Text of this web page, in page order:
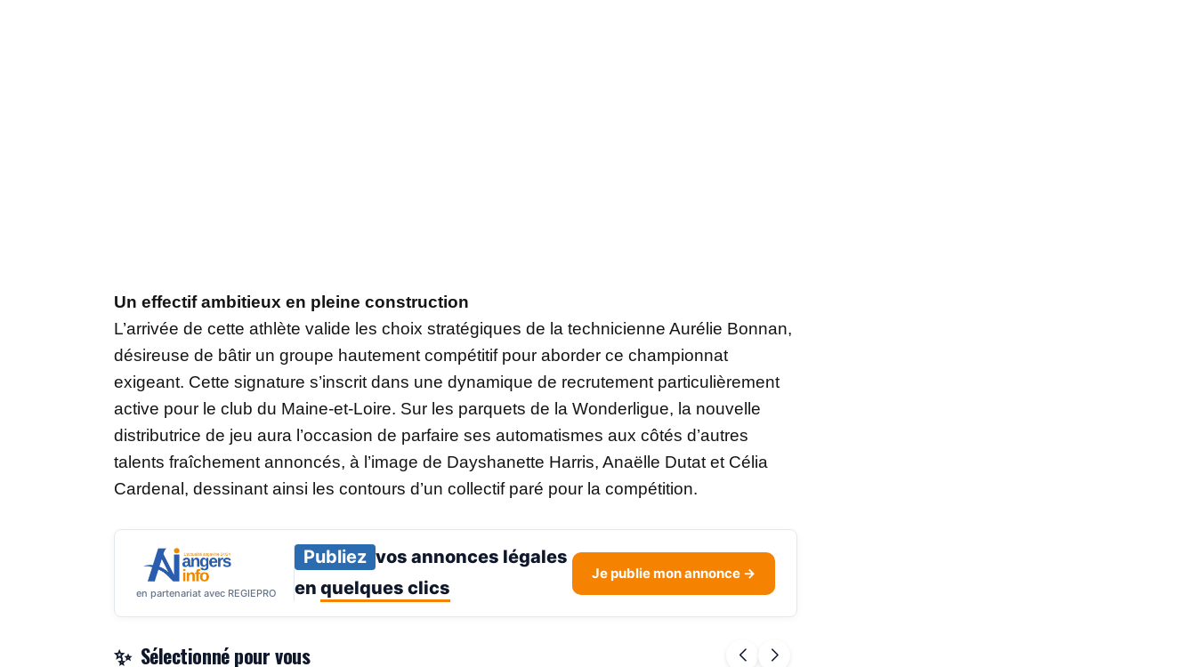
Un effectif ambitieux en pleine construction
L’arrivée de cette athlète valide les choix stratégiques de la technicienne Aurélie Bonnan,
désireuse de bâtir un groupe hautement compétitif pour aborder ce championnat
exigeant. Cette signature s’inscrit dans une dynamique de recrutement particulièrement
active pour le club du Maine-et-Loire. Sur les parquets de la Wonderligue, la nouvelle
distributrice de jeu aura l’occasion de parfaire ses automatismes aux côtés d’autres
talents fraîchement annoncés, à l’image de Dayshanette Harris, Anaëlle Dutat et Célia
Cardenal, dessinant ainsi les contours d’un collectif paré pour la compétition.
en partenariat avec REGIEPRO
Publiez vos annonces légales
en quelques clics
Je publie mon annonce →
Sélectionné pour vous